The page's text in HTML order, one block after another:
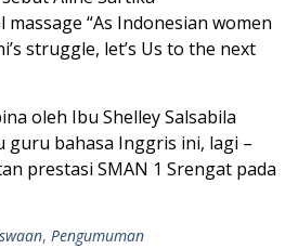
“As Indonesian women
struggle, let’s Us to the next
oleh Ibu Shelley Salsabila
guru bahasa Inggris ini, lagi –
prestasi SMAN 1 Srengat pada
, Pengumuman